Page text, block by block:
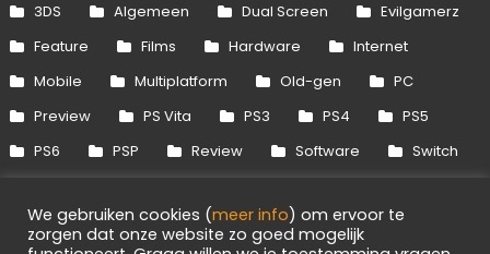
3DS Algemeen Dual Screen
Evilgamerz
Feature
Films Hardware
Internet
Mobile
Multiplatform Old-gen
PC
Preview
PS Vita PS3 PS4
PS5
PS6
PSP Review Software
Switch
Xbox 360
Xbox One Xbox Series
We gebruiken cookies (meer info) om ervoor te
zorgen dat onze website zo goed mogelijk